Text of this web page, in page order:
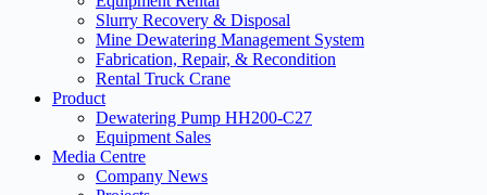
Slurry Recovery & Disposal
Mine Dewatering Management System
Fabrication, Repair, & Recondition
Rental Truck Crane
Product
Dewatering Pump HH200-C27
Equipment Sales
Media Centre
Company News